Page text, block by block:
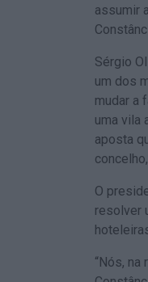
assumir
Sérgio
um dos
mudar a
uma vila
aposta
O
resolver
“Nós,